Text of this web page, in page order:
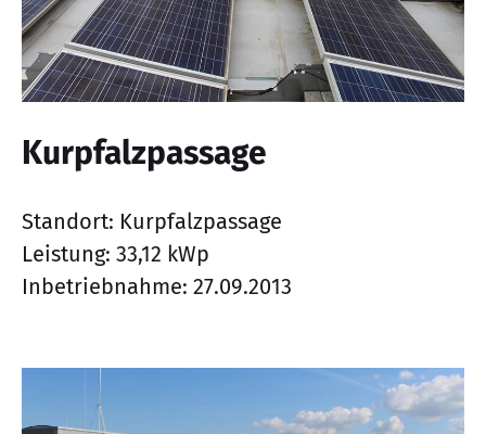
Kurpfalzpassage
Standort: Kurpfalzpassage
Leistung: 33,12 kWp
Inbetriebnahme: 27.09.2013